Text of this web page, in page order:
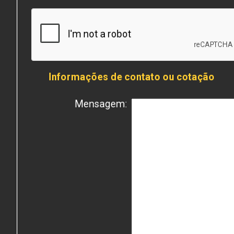
Informações de contato ou cotação
Mensagem: